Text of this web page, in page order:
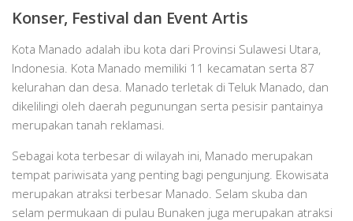
Konser, Festival dan Event Artis
Kota Manado adalah ibu kota dari Provinsi Sulawesi Utara,
Indonesia. Kota Manado memiliki 11 kecamatan serta 87
kelurahan dan desa. Manado terletak di Teluk Manado, dan
dikelilingi oleh daerah pegunungan serta pesisir pantainya
merupakan tanah reklamasi.
Sebagai kota terbesar di wilayah ini, Manado merupakan
tempat pariwisata yang penting bagi pengunjung. Ekowisata
merupakan atraksi terbesar Manado. Selam skuba dan
selam permukaan di pulau Bunaken juga merupakan atraksi